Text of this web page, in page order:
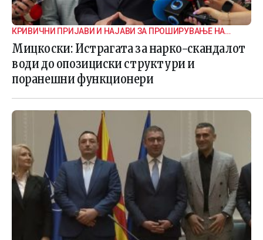
КРИВИЧНИ ПРИЈАВИ И НАЈАВИ ЗА ПРОШИРУВАЊЕ НА
ИСТРАГАТА
Мицкоски: Истрагата за нарко-скандалот
води до опозициски структури и
поранешни функционери